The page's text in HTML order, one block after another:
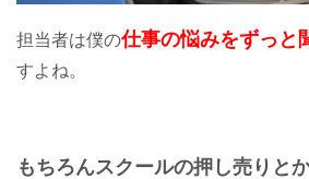
担当者は僕の仕事の悩みをずっと
すよね。
もちろんスクールの押し売りと